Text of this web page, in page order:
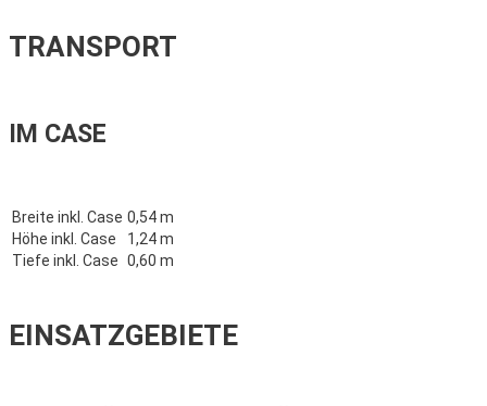
TRANSPORT
IM CASE
Breite inkl. Case 0,54 m
Höhe inkl. Case
1,24 m
Tiefe inkl. Case 0,60 m
EINSATZGEBIETE